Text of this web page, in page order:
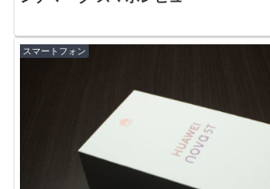
スマートフォン